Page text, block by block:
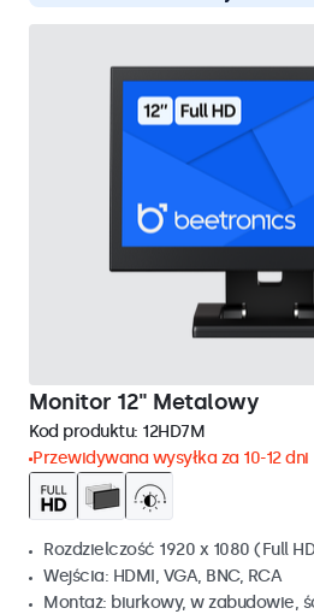
Monitor 12" Metalowy
Kod produktu: 12HD7M
Przewidywana wysyłka za 10-12 dni
Rozdzielczość 1920 x 1080 (Full
Wejścia: HDMI, VGA, BNC, RCA
Montaż: biurkowy, w zabudowie,